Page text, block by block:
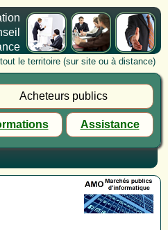
le territoire (sur site ou à distance)
Acheteurs publics
Assistance